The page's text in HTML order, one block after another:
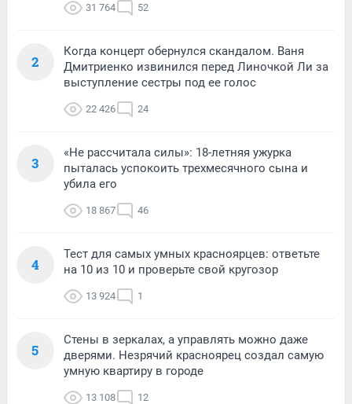
31 764 52
2
Когда концерт обернулся скандалом. Ваня
Дмитриенко извинился перед Линочкой Ли за
выступление сестры под ее голос
22 426 24
3
«Не рассчитала силы»: 18-летняя ужурка
пыталась успокоить трехмесячного сына и
убила его
18 867 46
4
Тест для самых умных красноярцев: ответьте
на 10 из 10 и проверьте свой кругозор
13 924 1
5
Стены в зеркалах, а управлять можно даже
дверями. Незрячий красноярец создал самую
умную квартиру в городе
13 108 12